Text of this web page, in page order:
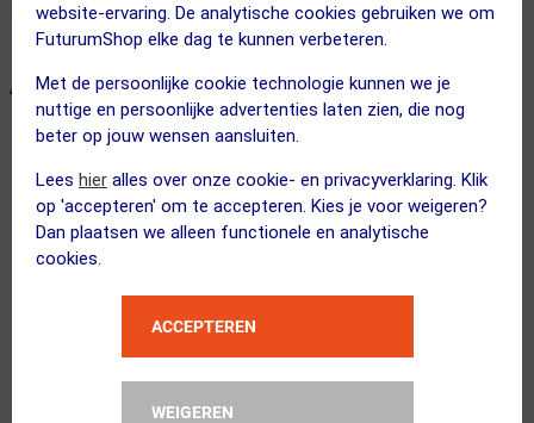
website-ervaring. De analytische cookies gebruiken we om
FuturumShop elke dag te kunnen verbeteren.
Met de persoonlijke cookie technologie kunnen we je
nuttige en persoonlijke advertenties laten zien, die nog
beter op jouw wensen aansluiten.
Lees hier alles over onze cookie- en privacyverklaring. Klik
op 'accepteren' om te accepteren. Kies je voor weigeren?
Dan plaatsen we alleen functionele en analytische
cookies.
ACCEPTEREN
WEIGEREN
ALTERNATIEVE PRODUCTEN
(17) (74)